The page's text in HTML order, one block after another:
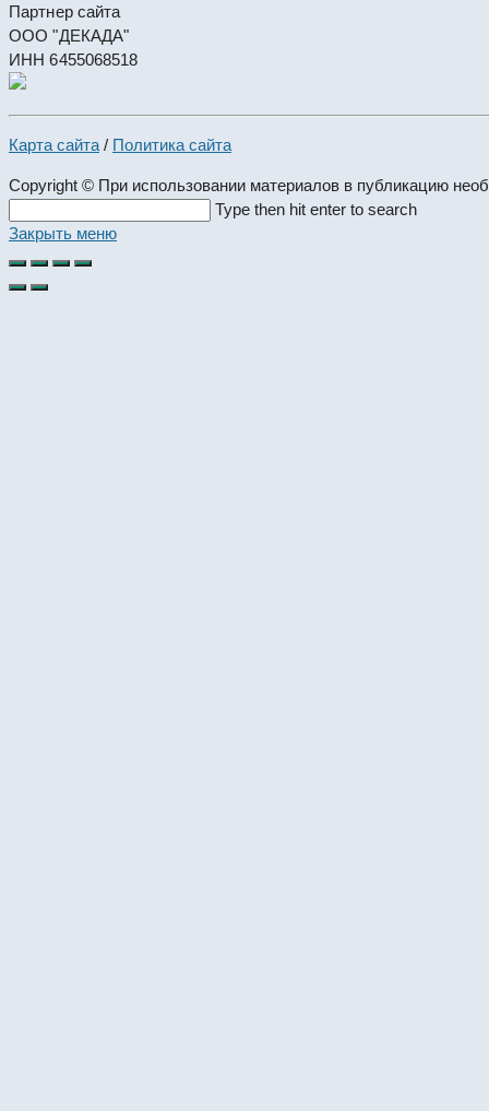
Партнер сайта
ООО "ДЕКАДА"
ИНН 6455068518
Карта сайта / Политика сайта
Copyright © При использовании материалов в публикацию
this
website
Type then hit enter to search
Закрыть меню